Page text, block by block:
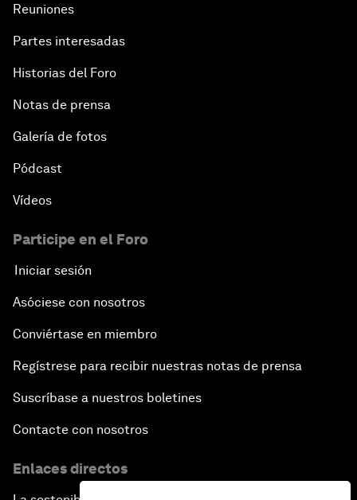
Reuniones
Partes interesadas
Historias del Foro
Notas de prensa
Galería de fotos
Pódcast
Vídeos
Participe en el Foro
Iniciar sesión
Asóciese con nosotros
Conviértase en miembro
Regístrese para recibir nuestras notas de prensa
Suscríbase a nuestros boletines
Contacte con nosotros
Enlaces directos